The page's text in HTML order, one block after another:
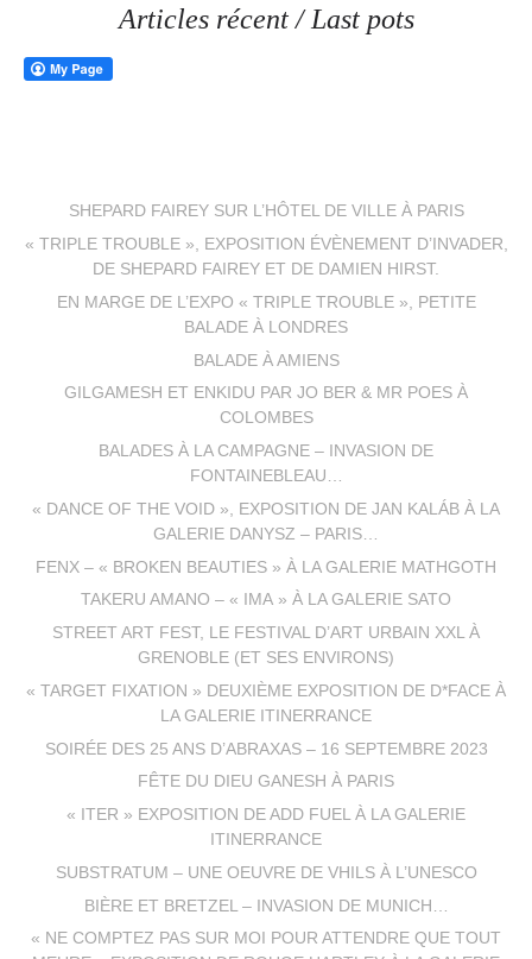
Articles récent / Last pots
SHEPARD FAIREY SUR L’HÔTEL DE VILLE À PARIS
« TRIPLE TROUBLE », EXPOSITION ÉVÈNEMENT D’INVADER,
DE SHEPARD FAIREY ET DE DAMIEN HIRST.
EN MARGE DE L’EXPO « TRIPLE TROUBLE », PETITE
BALADE À LONDRES
BALADE À AMIENS
GILGAMESH ET ENKIDU PAR JO BER & MR POES À
COLOMBES
BALADES À LA CAMPAGNE – INVASION DE
FONTAINEBLEAU…
« DANCE OF THE VOID », EXPOSITION DE JAN KALÁB À LA
GALERIE DANYSZ – PARIS…
FENX – « BROKEN BEAUTIES » À LA GALERIE MATHGOTH
TAKERU AMANO – « IMA » À LA GALERIE SATO
STREET ART FEST, LE FESTIVAL D’ART URBAIN XXL À
GRENOBLE (ET SES ENVIRONS)
« TARGET FIXATION » DEUXIÈME EXPOSITION DE D*FACE À
LA GALERIE ITINERRANCE
SOIRÉE DES 25 ANS D’ABRAXAS – 16 SEPTEMBRE 2023
FÊTE DU DIEU GANESH À PARIS
« ITER » EXPOSITION DE ADD FUEL À LA GALERIE
ITINERRANCE
SUBSTRATUM – UNE OEUVRE DE VHILS À L’UNESCO
BIÈRE ET BRETZEL – INVASION DE MUNICH…
« NE COMPTEZ PAS SUR MOI POUR ATTENDRE QUE TOUT